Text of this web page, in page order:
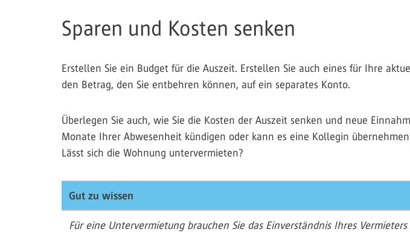
Sparen und Kosten senken
Erstellen Sie ein Budget für die Auszeit. Erstellen Sie auch eines für Ihre
den Betrag, den Sie entbehren können, auf ein separates Konto.
Überlegen Sie auch, wie Sie die Kosten der Auszeit senken und neue
Monate Ihrer Abwesenheit kündigen oder kann es eine Kollegin
Lässt sich die Wohnung untervermieten?
Gut zu wissen
Für eine Untervermietung brauchen Sie das Einverständnis Ihres